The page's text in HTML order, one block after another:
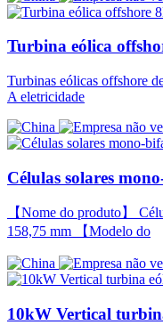
Turbina eólica
Turbinas eólicas offshore
A eletricidade
Células solares
【Nome do produto】
158,75 mm 【Modelo do
10kW Vertical